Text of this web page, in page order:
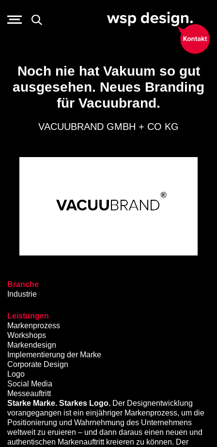
Noch nie hat Vakuum so gut
ausgesehen. Neues Branding
für Vacuubrand.
VACUUBRAND GMBH + CO KG
Branche
Industrie
Leistungen
Markenprozess
Workshops
Markendesign
Implementierung der Marke
Corporate Design
Logo
Social Media
Messeauftritt
Starke Marke. Starkes Logo. Der Designentwicklung
vorangegangen ist ein einjähriger Markenprozess, um die
Positionierung und Wahrnehmung des Unternehmens
weltweit zu eruieren – und dann daraus einen neuen und
authentischen Markenauftritt kreieren zu können. Der